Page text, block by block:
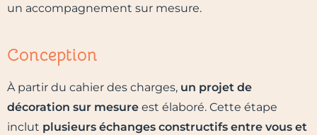
un accompagnement sur mesure.
Conception
À partir du cahier des charges, un projet de
décoration sur mesure est élaboré. Cette étape
inclut plusieurs échanges constructifs entre vous et